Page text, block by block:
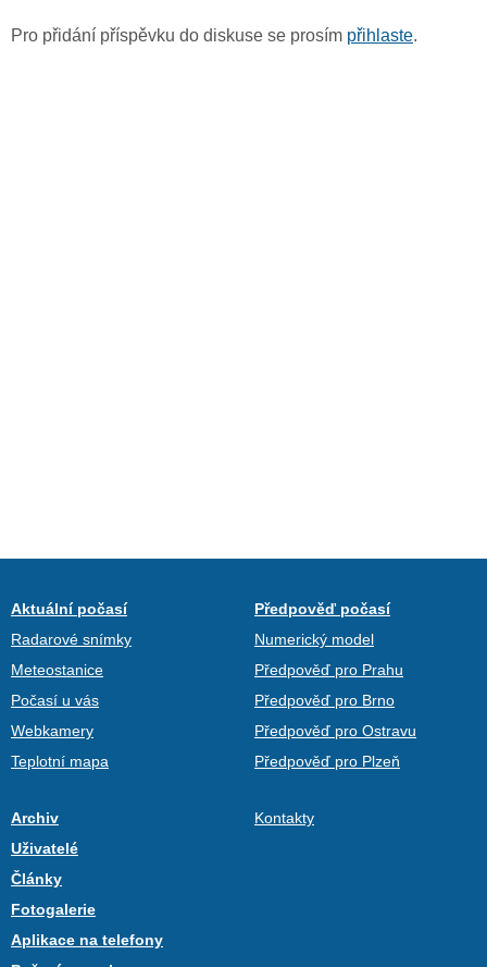
Pro přidání příspěvku do diskuse se prosím přihlaste.
Aktuální počasí
Radarové snímky
Meteostanice
Počasí u vás
Webkamery
Teplotní mapa
Předpověď počasí
Numerický model
Předpověď pro Prahu
Předpověď pro Brno
Předpověď pro Ostravu
Předpověď pro Plzeň
Archiv
Uživatelé
Články
Fotogalerie
Aplikace na telefony
Kontakty